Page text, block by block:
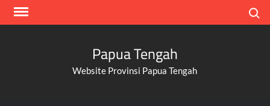
Skip
Papua Tengah
Website Provinsi Papua Tengah